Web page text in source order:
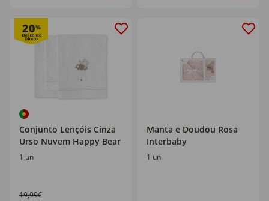
20%
Conjunto Lençóis Cinza
Urso Nuvem Happy Bear
1 un
19,99€
Manta e Doudou Rosa
Interbaby
1 un